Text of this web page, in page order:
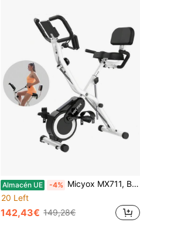
Almacén UE -4% Micyox MX711, Bicicleta estática, Bicicleta estática plegable magnética para interiores con sillín extra grande, 16 niveles de resistencia, pantalla, sensor de frecuencia cardíaca, equipo de entrenamiento que ahorra espacio
20 Left
142,43€ 149,28€